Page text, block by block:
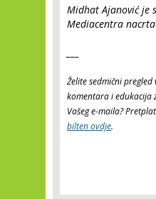
Midhat Ajanović je
Mediacentra
Želite sedmični pregled
komentara i edukacija
Vašeg e-maila?
bilten ovdje.